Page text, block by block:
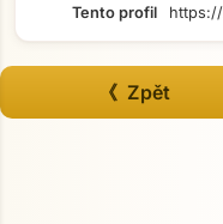
Tento profil
《 Zpět